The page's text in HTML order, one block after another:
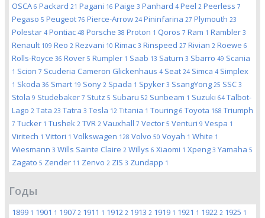
OSCA 6 Packard 21 Pagani 16 Paige 3 Panhard 4 Peel 2 Peerless 7
Pegaso 5 Peugeot 76 Pierce-Arrow 24 Pininfarina 27 Plymouth 23
Polestar 4 Pontiac 48 Porsche 38 Proton 1 Qoros 7 Ram 1 Rambler 3
Renault 109 Reo 2 Rezvani 10 Rimac 3 Rinspeed 27 Rivian 2 Roewe 6
Rolls-Royce 36 Rover 5 Rumpler 1 Saab 13 Saturn 3 Sbarro 49 Scania
1 Scion 7 Scuderia Cameron Glickenhaus 4 Seat 24 Simca 4 Simplex
1 Skoda 36 Smart 19 Sony 2 Spada 1 Spyker 3 SsangYong 25 SSC 3
Stola 9 Studebaker 7 Stutz 5 Subaru 52 Sunbeam 1 Suzuki 64 Talbot-
Lago 2 Tata 23 Tatra 3 Tesla 12 Titania 1 Touring 6 Toyota 168 Triumph
7 Tucker 1 Tushek 2 TVR 2 Vauxhall 7 Vector 5 Venturi 9 Vespa 1
Viritech 1 Vittori 1 Volkswagen 128 Volvo 50 Voyah 1 White 1
Wiesmann 3 Wills Sainte Claire 2 Willys 6 Xiaomi 1 Xpeng 3 Yamaha 5
Zagato 5 Zender 11 Zenvo 2 ZIS 3 Zundapp 1
Годы
1899 1 1901 1 1907 2 1911 1 1912 2 1913 2 1919 1 1921 1 1922 2 1925 1